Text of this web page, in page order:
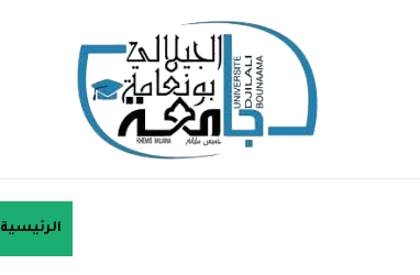
الرئيسية